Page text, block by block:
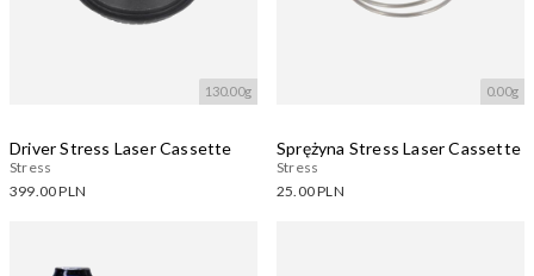
130.00g
Driver Stress Laser Cassette
Stress
399.00 PLN
Wczytywanie....
0.00g
Sprężyna Stress Laser Cassette
Stress
25.00 PLN